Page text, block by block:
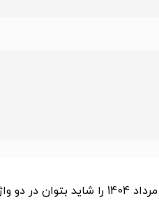
وضعیت بازار نبشی و ناودانی در